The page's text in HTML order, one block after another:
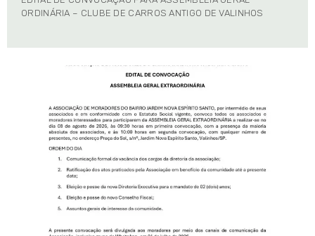
ORDINÁRIA – CLUBE DE CARROS ANTIGO DE VALINHOS